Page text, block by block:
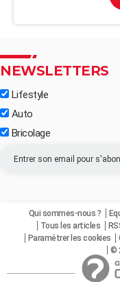
NEWSLETTERS
Lifestyle
Auto
Bricolage
Qui sommes-nous ?
Tous les articles
Paramétrer les cookies
©